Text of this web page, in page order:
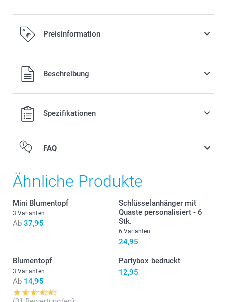
Preisinformation
Alle Preise verstehen sich in EURO (€) inkl. MwSt. und zzgl.
Versandkosten.Beschreibung
Spezifikationen
FAQ
Ähnliche Produkte
Mini Blumentopf
3 Varianten
Ab 37,95
Schlüsselanhänger mit
Quaste personalisiert - 6
Stk.
6 Varianten
24,95
Blumentopf
3 Varianten
Ab 14,95
Partybox bedruckt
12,95